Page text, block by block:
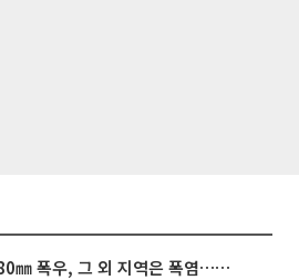
동해안은 시간당 80㎜ 폭우, 그 외 지역은 폭염…‘극과 극 날씨’